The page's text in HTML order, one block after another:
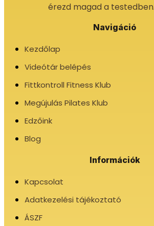
érezd magad a testedben.
Navigáció
Kezdőlap
Videótár belépés
Fittkontroll Fitness Klub
Megújulás Pilates Klub
Edzőink
Blog
Információk
Kapcsolat
Adatkezelési tájékoztató
ÁSZF